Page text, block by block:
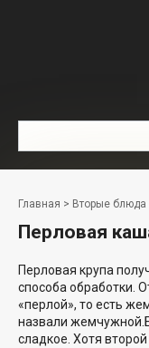
Главная > Вторые блюда
Перловая
Перловая крупа
способа обработки.
«перлой», то есть
назвали
сладкое. Хотя